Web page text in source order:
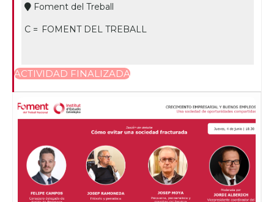
Foment del Treball
C = FOMENT DEL TREBALL
ACTIVIDAD FINALIZADA